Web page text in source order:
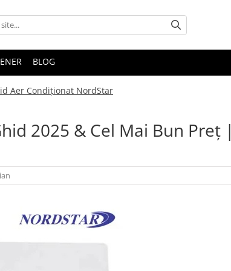
BLOG
Aer Condiționat NordStar
2025 & Cel Mai Bun Preț |